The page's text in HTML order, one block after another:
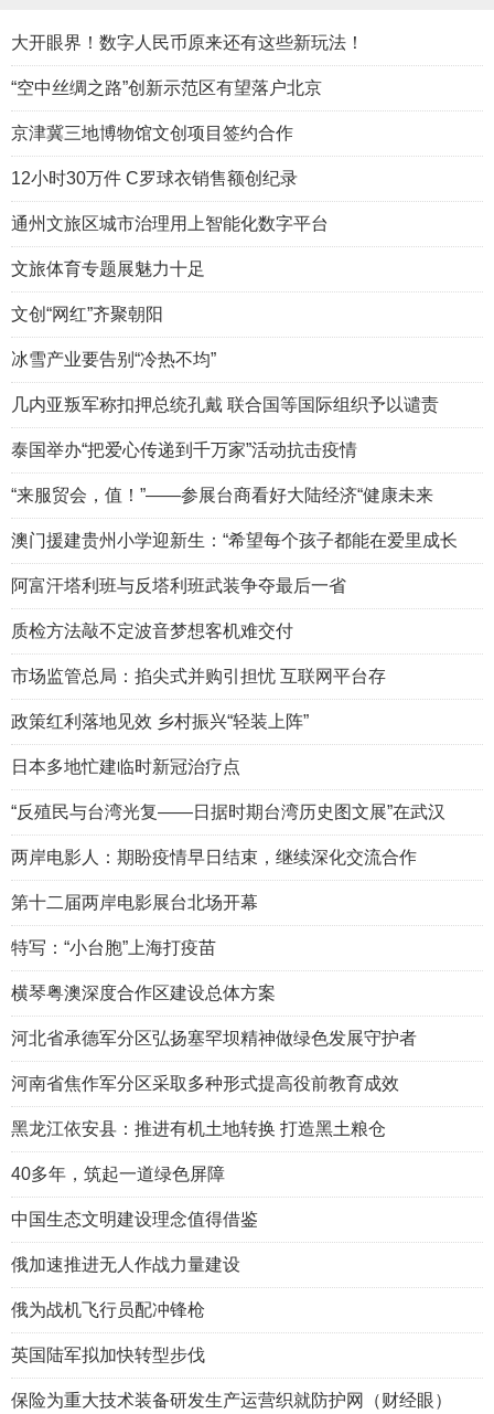
大开眼界！数字人民币原来还有这些新玩法！
“空中丝绸之路”创新示范区有望落户北京
京津冀三地博物馆文创项目签约合作
12小时30万件 C罗球衣销售额创纪录
通州文旅区城市治理用上智能化数字平台
文旅体育专题展魅力十足
文创“网红”齐聚朝阳
冰雪产业要告别“冷热不均”
几内亚叛军称扣押总统孔戴 联合国等国际组织予以谴责
泰国举办“把爱心传递到千万家”活动抗击疫情
“来服贸会，值！”——参展台商看好大陆经济“健康未来
澳门援建贵州小学迎新生：“希望每个孩子都能在爱里成长
阿富汗塔利班与反塔利班武装争夺最后一省
质检方法敲不定波音梦想客机难交付
市场监管总局：掐尖式并购引担忧 互联网平台存
政策红利落地见效 乡村振兴“轻装上阵”
日本多地忙建临时新冠治疗点
“反殖民与台湾光复——日据时期台湾历史图文展”在武汉
两岸电影人：期盼疫情早日结束，继续深化交流合作
第十二届两岸电影展台北场开幕
特写：“小台胞”上海打疫苗
横琴粤澳深度合作区建设总体方案
河北省承德军分区弘扬塞罕坝精神做绿色发展守护者
河南省焦作军分区采取多种形式提高役前教育成效
黑龙江依安县：推进有机土地转换 打造黑土粮仓
40多年，筑起一道绿色屏障
中国生态文明建设理念值得借鉴
俄加速推进无人作战力量建设
俄为战机飞行员配冲锋枪
英国陆军拟加快转型步伐
保险为重大技术装备研发生产运营织就防护网（财经眼）